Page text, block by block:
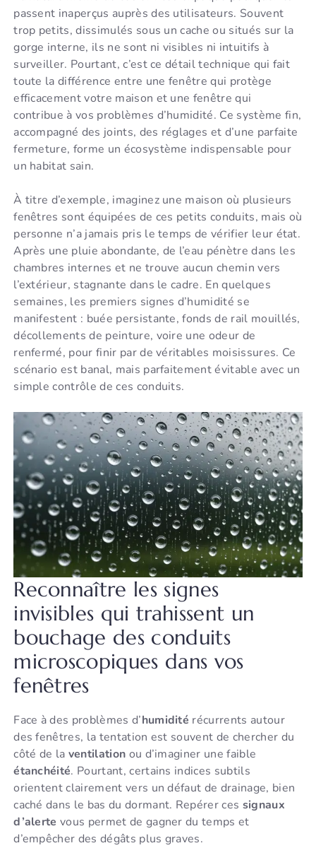
passent inaperçus auprès des utilisateurs. Souvent
trop petits, dissimulés sous un cache ou situés sur la
gorge interne, ils ne sont ni visibles ni intuitifs à
surveiller. Pourtant, c’est ce détail technique qui fait
toute la différence entre une fenêtre qui protège
efficacement votre maison et une fenêtre qui
contribue à vos problèmes d’humidité. Ce système fin,
accompagné des joints, des réglages et d’une parfaite
fermeture, forme un écosystème indispensable pour
un habitat sain.
À titre d’exemple, imaginez une maison où plusieurs
fenêtres sont équipées de ces petits conduits, mais où
personne n’a jamais pris le temps de vérifier leur état.
Après une pluie abondante, de l’eau pénètre dans les
chambres internes et ne trouve aucun chemin vers
l’extérieur, stagnante dans le cadre. En quelques
semaines, les premiers signes d’humidité se
manifestent : buée persistante, fonds de rail mouillés,
décollements de peinture, voire une odeur de
renfermé, pour finir par de véritables moisissures. Ce
scénario est banal, mais parfaitement évitable avec un
simple contrôle de ces conduits.
Reconnaître les signes
invisibles qui trahissent un
bouchage des conduits
microscopiques dans vos
fenêtres
Face à des problèmes d’humidité récurrents autour
des fenêtres, la tentation est souvent de chercher du
côté de la ventilation ou d’imaginer une faible
étanchéité. Pourtant, certains indices subtils
orientent clairement vers un défaut de drainage, bien
caché dans le bas du dormant. Repérer ces signaux
d’alerte vous permet de gagner du temps et
d’empêcher des dégâts plus graves.